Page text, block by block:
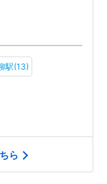
駅(13)
ら